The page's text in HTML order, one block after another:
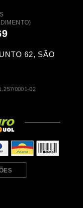
62, SÃO
0001-02